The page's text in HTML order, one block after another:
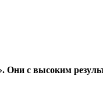
с высоким